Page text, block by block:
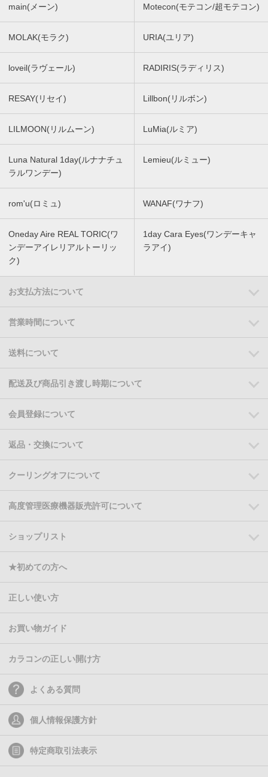
main(メーン) Motecon(モテコン/超モテコン)
MOLAK(モラク) URIA(ユリア)
loveil(ラヴェール) RADIRIS(ラディリス)
RESAY(リセイ) Lillbon(リルボン)
LILMOON(リルムーン) LuMia(ルミア)
Luna Natural 1day(ルナナチュ
ラルワンデー)
Lemieu(ルミュー)
rom'u(ロミュ) WANAF(ワナフ)
Oneday Aire REAL TORIC(ワ
ンデーアイレリアルトーリッ
ク)
1day Cara Eyes(ワンデーキャ
ラアイ)
お支払方法について
営業時間について
送料について
配送及び商品引き渡し時期について
会員登録について
返品・交換について
クーリングオフについて
高度管理医療機器販売許可について
ショップリスト
★初めての方へ
正しい使い方
お買い物ガイド
カラコンの正しい開け方
よくある質問
個人情報保護方針
特定商取引法表示